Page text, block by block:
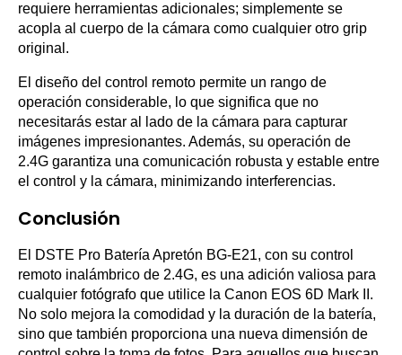
requiere herramientas adicionales; simplemente se
acopla al cuerpo de la cámara como cualquier otro grip
original.
El diseño del control remoto permite un rango de
operación considerable, lo que significa que no
necesitarás estar al lado de la cámara para capturar
imágenes impresionantes. Además, su operación de
2.4G garantiza una comunicación robusta y estable entre
el control y la cámara, minimizando interferencias.
Conclusión
El DSTE Pro Batería Apretón BG-E21, con su control
remoto inalámbrico de 2.4G, es una adición valiosa para
cualquier fotógrafo que utilice la Canon EOS 6D Mark II.
No solo mejora la comodidad y la duración de la batería,
sino que también proporciona una nueva dimensión de